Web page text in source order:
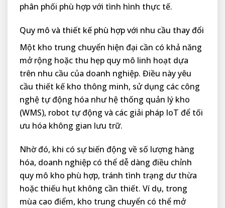
phân phối phù hợp với tình hình thực tế.
Quy mô và thiết kế phù hợp với nhu cầu thay đổi
Một kho trung chuyển hiện đại cần có khả năng
mở rộng hoặc thu hẹp quy mô linh hoạt dựa
trên nhu cầu của doanh nghiệp. Điều này yêu
cầu thiết kế kho thông minh, sử dụng các công
nghệ tự động hóa như hệ thống quản lý kho
(WMS), robot tự động và các giải pháp IoT để tối
ưu hóa không gian lưu trữ.
Nhờ đó, khi có sự biến động về số lượng hàng
hóa, doanh nghiệp có thể dễ dàng điều chỉnh
quy mô kho phù hợp, tránh tình trạng dư thừa
hoặc thiếu hụt không cần thiết. Ví dụ, trong
mùa cao điểm, kho trung chuyển có thể mở